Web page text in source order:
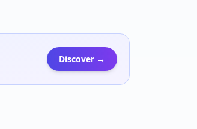
Discover →